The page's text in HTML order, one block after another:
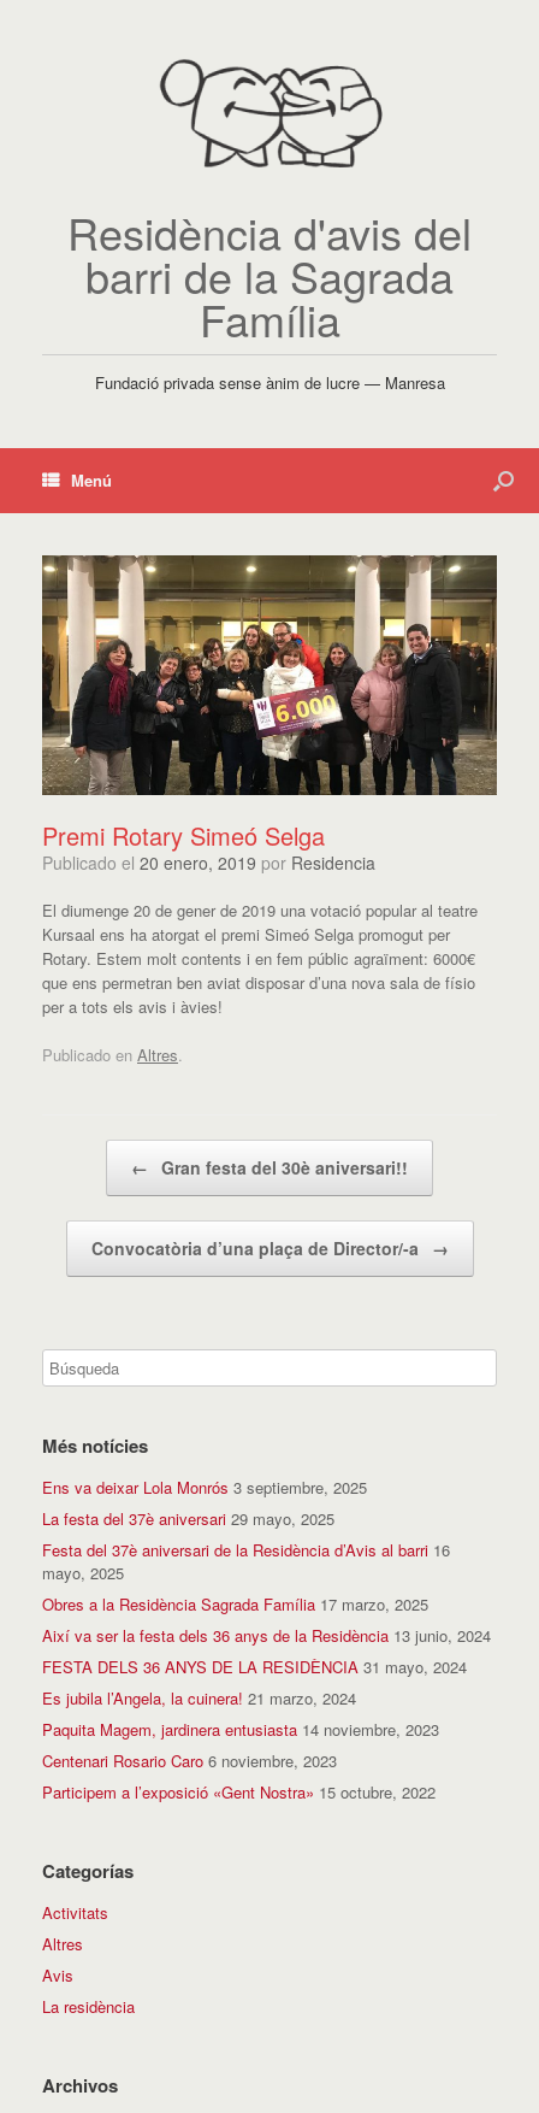
Residència d'avis del
barri de la Sagrada
Família
Fundació privada sense ànim de lucre — Manresa
Menú
Premi Rotary Simeó Selga
Publicado el 20 enero, 2019 por Residencia
El diumenge 20 de gener de 2019 una votació popular al teatre
Kursaal ens ha atorgat el premi Simeó Selga promogut per
Rotary. Estem molt contents i en fem públic agraïment: 6000€
que ens permetran ben aviat disposar d’una nova sala de físio
per a tots els avis i àvies!
Publicado en Altres.
← Gran festa del 30è aniversari!!
Convocatòria d’una plaça de Director/-a →
Més notícies
Ens va deixar Lola Monrós 3 septiembre, 2025
La festa del 37è aniversari 29 mayo, 2025
Festa del 37è aniversari de la Residència d’Avis al barri 16
mayo, 2025
Obres a la Residència Sagrada Família 17 marzo, 2025
Així va ser la festa dels 36 anys de la Residència 13 junio, 2024
FESTA DELS 36 ANYS DE LA RESIDÈNCIA 31 mayo, 2024
Es jubila l’Angela, la cuinera! 21 marzo, 2024
Paquita Magem, jardinera entusiasta 14 noviembre, 2023
Centenari Rosario Caro 6 noviembre, 2023
Participem a l’exposició «Gent Nostra» 15 octubre, 2022
Categorías
Activitats
Altres
Avis
La residència
Archivos